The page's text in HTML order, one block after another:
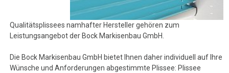
Qualitätsplissees namhafter Hersteller gehören zum
Leistungsangebot der Bock Markisenbau GmbH.
Die Bock Markisenbau GmbH bietet Ihnen daher individuell auf Ihre
Wünsche und Anforderungen abgestimmte Plissee: Plissee